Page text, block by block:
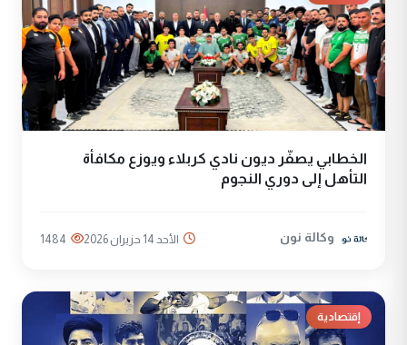
الخطابي يصفّر ديون نادي كربلاء ويوزع مكافأة
التأهل إلى دوري النجوم
وكالة نون الأحد 14 حزيران 2026 1484
إقتصادية